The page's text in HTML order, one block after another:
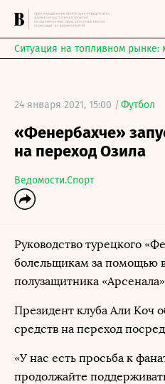
Ситуация на топливном
24 января 2021, 15:00 /Футбол
«Фенербахче»
на переход Озила
Ведомости.Спорт
Руководство турецкого
болельщикам за помощью
полузащитника
Президент клуба Али Коч
средств на переход
«У нас есть просьба к
продолжайте